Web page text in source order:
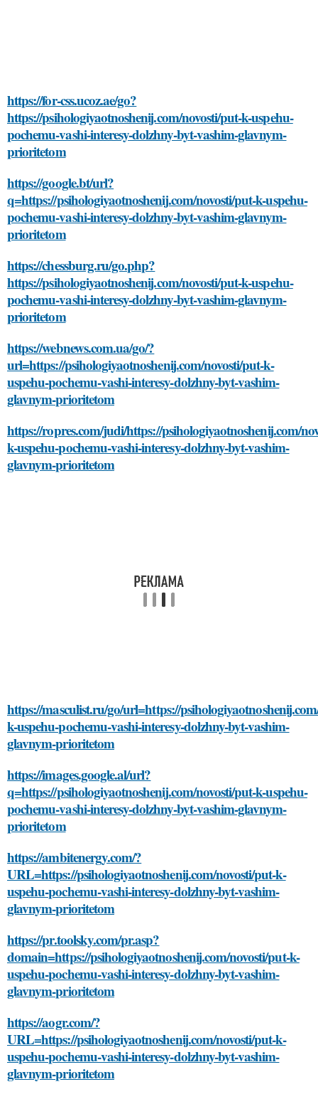
https://for-css.ucoz.ae/go?
https://psihologiyaotnoshenij.com/novosti/put-k-uspehu-
pochemu-vashi-interesy-dolzhny-byt-vashim-glavnym-
prioritetom
https://google.bt/url?
q=https://psihologiyaotnoshenij.com/novosti/put-k-uspehu-
pochemu-vashi-interesy-dolzhny-byt-vashim-glavnym-
prioritetom
https://chessburg.ru/go.php?
https://psihologiyaotnoshenij.com/novosti/put-k-uspehu-
pochemu-vashi-interesy-dolzhny-byt-vashim-glavnym-
prioritetom
https://webnews.com.ua/go/?
url=https://psihologiyaotnoshenij.com/novosti/put-k-
uspehu-pochemu-vashi-interesy-dolzhny-byt-vashim-
glavnym-prioritetom
https://ropres.com/judi/https://psihologiyaotnoshenij.com/
k-uspehu-pochemu-vashi-interesy-dolzhny-byt-vashim-
glavnym-prioritetom
https://masculist.ru/go/url=https://
k-uspehu-pochemu-vashi-interesy-dolzhny-byt-vashim-
glavnym-prioritetom
https://images.google.al/url?
q=https://psihologiyaotnoshenij.com/novosti/put-k-uspehu-
pochemu-vashi-interesy-dolzhny-byt-vashim-glavnym-
prioritetom
https://ambitenergy.com/?
URL=https://psihologiyaotnoshenij.com/novosti/put-k-
uspehu-pochemu-vashi-interesy-dolzhny-byt-vashim-
glavnym-prioritetom
https://pr.toolsky.com/pr.asp?
domain=https://psihologiyaotnoshenij.com/novosti/put-k-
uspehu-pochemu-vashi-interesy-dolzhny-byt-vashim-
glavnym-prioritetom
https://aogr.com/?
URL=https://psihologiyaotnoshenij.com/novosti/put-k-
uspehu-pochemu-vashi-interesy-dolzhny-byt-vashim-
glavnym-prioritetom